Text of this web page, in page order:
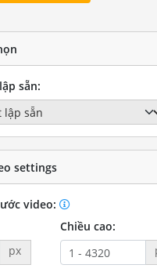
sẵn:
settings
video:
px
Chiều cao: